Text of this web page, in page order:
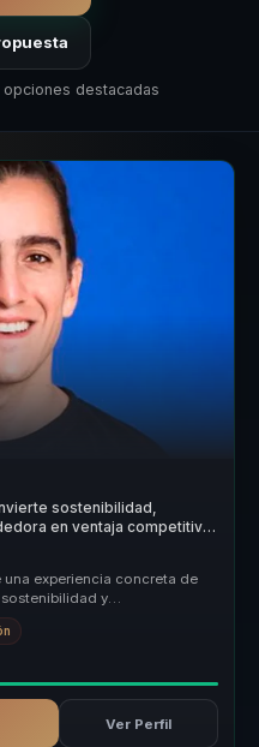
destacadas
sostenibilidad,
en ventaja competitiva
experiencia concreta de
y
Ver Perfil